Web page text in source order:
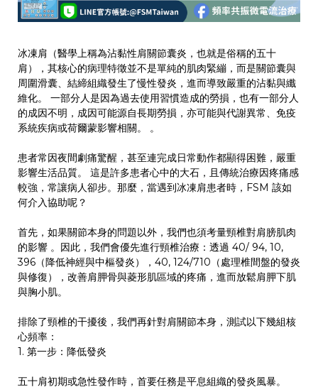
冰凍肩（醫學上稱為沾黏性肩關節囊炎，也就是俗稱的五十
肩），其核心的病理特徵並不是單純的肌肉緊繃，而是關節囊與
周圍滑囊、結締組織發生了慢性發炎，進而導致嚴重的沾黏與纖
維化。 一部分人是因為過去使用習慣造成的勞損，也有一部分人
的成因不明，成因可能源自長期勞損，亦可能與代謝異常、免疫
系統疾病或荷爾蒙影響相關。 。
患者常因夜間劇痛驚醒，甚至連完成日常動作都顯得困難，嚴重
影響生活品質。 這是許多患者心中的大石，且傳統治療因疼痛感
較強，常讓病人卻步。那麼，當遇到冰凍肩患者時，FSM 該如
何介入協助呢？
首先，如果關節本身的問題以外，我們也須考量頸椎對肩膀肌肉
的影響 。因此，我們會優先進行頸椎治療：透過 40/ 94, 10,
396（降低神經與中樞發炎），40, 124/710（處理椎間盤的發炎
與修復），改善肩胛骨與菱形肌區域的疼痛，進而放鬆肩胛下肌
與胸小肌。 ​
排除了頸椎的干擾後，我們再針對肩關節本身，測試以下幾組核
心頻率：
1. 第一步：降低發炎 ​
五十肩初期或急性發作時，首要任務是平息組織的發炎風暴。